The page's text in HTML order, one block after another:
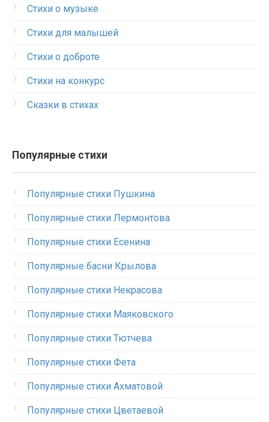
Стихи о музыке
Стихи для малышей
Стихи о доброте
Стихи на конкурс
Сказки в стихах
Популярные стихи
Популярные стихи Пушкина
Популярные стихи Лермонтова
Популярные стихи Есенина
Популярные басни Крылова
Популярные стихи Некрасова
Популярные стихи Маяковского
Популярные стихи Тютчева
Популярные стихи Фета
Популярные стихи Ахматовой
Популярные стихи Цветаевой